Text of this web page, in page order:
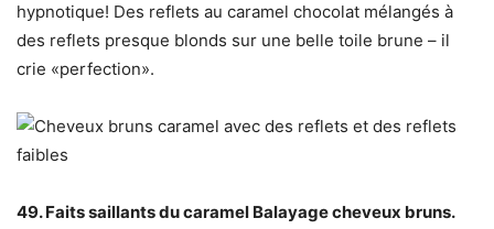
hypnotique! Des reflets au caramel chocolat mélangés à
des reflets presque blonds sur une belle toile brune – il
crie «perfection».
49. Faits saillants du caramel Balayage cheveux bruns.